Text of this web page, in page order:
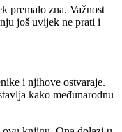
premalo zna. Važnost
još uvijek ne prati i
i njihove ostvaraje.
kako međunarodnu